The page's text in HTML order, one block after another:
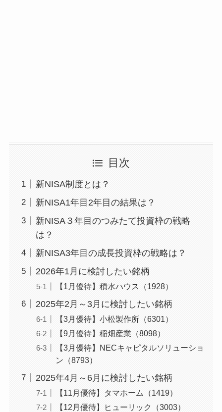
目次
新NISA制度とは？
新NISA1年目2年目の結果は？
新NISA３年目のつみたて投資枠の戦略
は？
新NISA3年目の成長投資枠の戦略は？
2026年1月に検討したい銘柄
【1月優待】積水ハウス（1928）
2025年2月～3月に検討したい銘柄
【3月優待】小松製作所（6301）
【9月優待】稲畑産業（8098）
【3月優待】NECキャピタルソリューショ
ン（8793）
2025年4月～6月に検討したい銘柄
【11月優待】タマホーム（1419）
【12月優待】ヒューリック（3003）